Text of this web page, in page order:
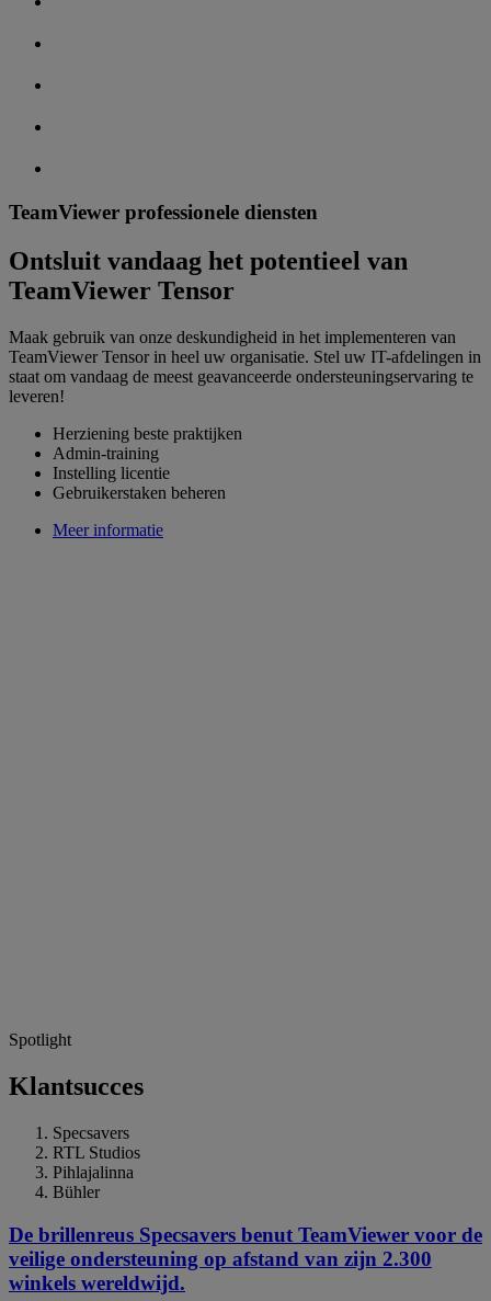
TeamViewer professionele diensten
Ontsluit vandaag het potentieel van
TeamViewer Tensor
Maak gebruik van onze deskundigheid in het implementeren van
TeamViewer Tensor in heel uw organisatie. Stel uw IT-afdelingen in
staat om vandaag de meest geavanceerde ondersteuningservaring te
leveren!
Herziening beste praktijken
Admin-training
Instelling licentie
Gebruikerstaken beheren
Meer informatie
Spotlight
Klantsucces
Specsavers
RTL Studios
Pihlajalinna
Bühler
De brillenreus Specsavers benut TeamViewer voor de
veilige ondersteuning op afstand van zijn 2.300
winkels wereldwijd.